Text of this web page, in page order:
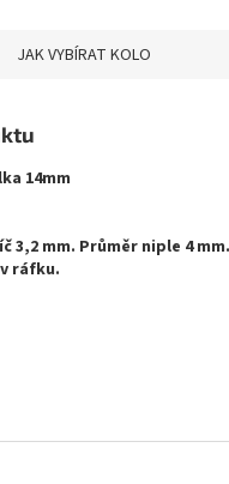
JAK VYBÍRAT KOLO
14mm
3,2 mm. Průměr niple 4
ráfku.